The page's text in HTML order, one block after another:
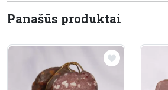
Panašūs produktai